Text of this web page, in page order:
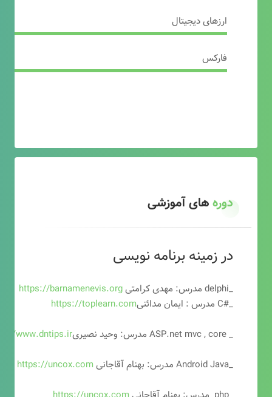
ارزهای دیجیتال
فارکس
دورههای آموزشی
در زمینه برنامه نویسی
_delphi مدرس: مهدی کرامتی
https://barnamenevis.org
_#C مدرس : ایمان مدائنی
https://toplearn.com
_ ASP.net mvc , core مدرس: وحید نصیری
www.dntips.ir
_Android Java مدرس: بهنام آقاجانی
https://uncox.com